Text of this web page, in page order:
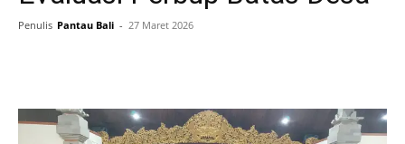
Penulis Pantau Bali - 27 Maret 2026